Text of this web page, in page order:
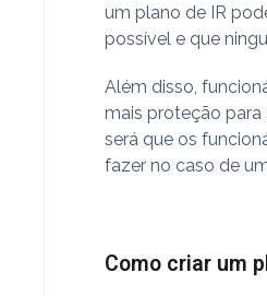
um plano de IR
possível e que
Além disso,
mais proteção para
será que os
fazer no caso de
Como criar um